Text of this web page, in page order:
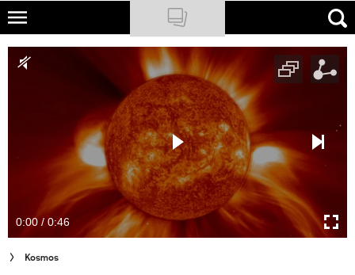
Skip
main
NATIONAL GEOGRAPHIC
Newsletter
Cuda Polski
Wielki Konkurs Fotograficzny
0:00 / 0:46
Kosmos